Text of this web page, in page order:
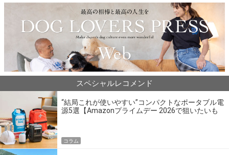
スペシャルレコメンド
“結局これが使いやすい”コンパクトなポータブル電
源5選【Amazonプライムデー 2026で狙いたいも
コラム